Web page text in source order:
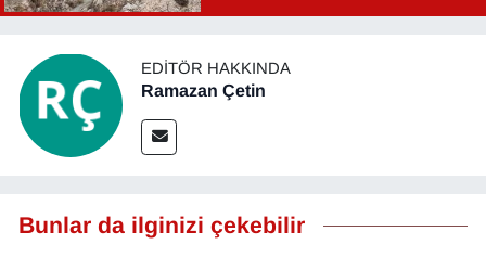
EDITÖR HAKKINDA
Ramazan Çetin
Bunlar da ilginizi çekebilir